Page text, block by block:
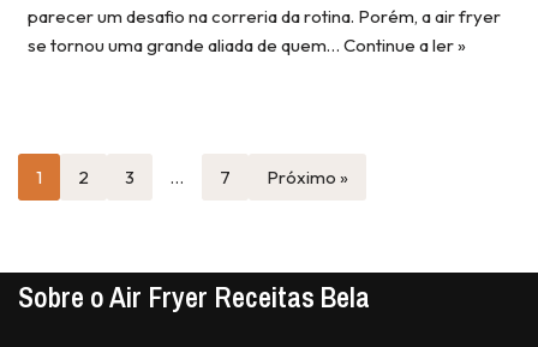
parecer um desafio na correria da rotina. Porém, a air fryer
se tornou uma grande aliada de quem… Continue a ler »
1 2 3 … 7 Próximo »
Sobre o Air Fryer Receitas Bela